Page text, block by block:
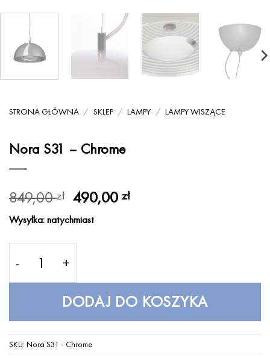
STRONA GŁÓWNA / SKLEP / LAMPY / LAMPY WISZĄCE
Nora S31 – Chrome
849,00zł Pierwotna
cena
wynosiła:
849,00 zł.
490,00złAktualna
Wysyłka: natychmiast
DODAJ DO KOSZYKA
SKU: Nora S31 - Chrome